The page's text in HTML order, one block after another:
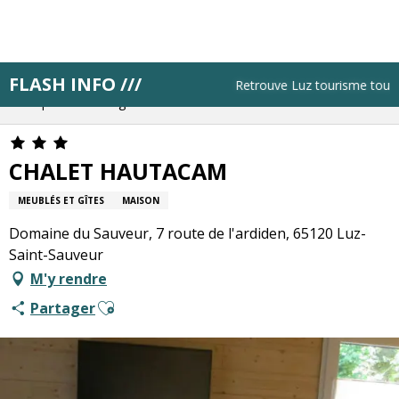
principal
FLASH INFO /// Retrouve Luz tourisme tous
Accueil
Résa pas à pas
CHALET HAUTACAM
MEUBLÉS ET GÎTES MAISON
Domaine du Sauveur, 7 route de l'ardiden, 65120 Luz-
Saint-Sauveur
M'y rendre
PartagerAjouter aux favoris